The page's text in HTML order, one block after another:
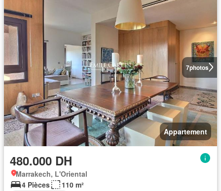
7photos
Appartement
480.000 DH
Marrakech, L'Oriental
4 Pièces
110 m²